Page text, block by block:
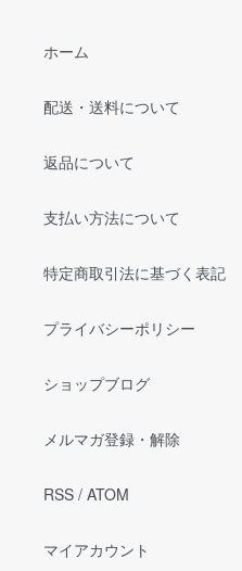
ホーム
配送・送料について
返品について
支払い方法について
特定商取引法に基づく表記
プライバシーポリシー
ショップブログ
メルマガ登録・解除
RSS / ATOM
マイアカウント